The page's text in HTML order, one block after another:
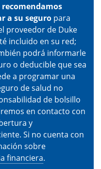
recomendamos
a su seguro para
proveedor de Duke
incluido en su red;
podrá informarle
o deducible que sea
a programar una
de salud no
de bolsillo
en contacto con
y
Si no cuenta con
sobre
financiera.